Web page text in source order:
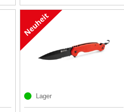
Lager